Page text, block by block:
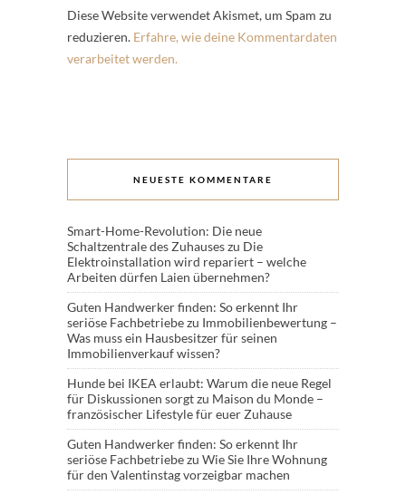
Diese Website verwendet Akismet, um Spam zu
reduzieren. Erfahre, wie deine Kommentardaten
verarbeitet werden.
NEUESTE KOMMENTARE
Smart-Home-Revolution: Die neue
Schaltzentrale des Zuhauseszu Die
Elektroinstallation wird repariert – welche
Arbeiten dürfen Laien übernehmen?
Guten Handwerker finden: So erkennt Ihr
seriöse Fachbetriebezu Immobilienbewertung –
Was muss ein Hausbesitzer für seinen
Immobilienverkauf wissen?
Hunde bei IKEA erlaubt: Warum die neue Regel
für Diskussionen sorgtzu Maison du Monde –
französischer Lifestyle für euer Zuhause
Guten Handwerker finden: So erkennt Ihr
seriöse Fachbetriebezu Wie Sie Ihre Wohnung
für den Valentinstag vorzeigbar machen